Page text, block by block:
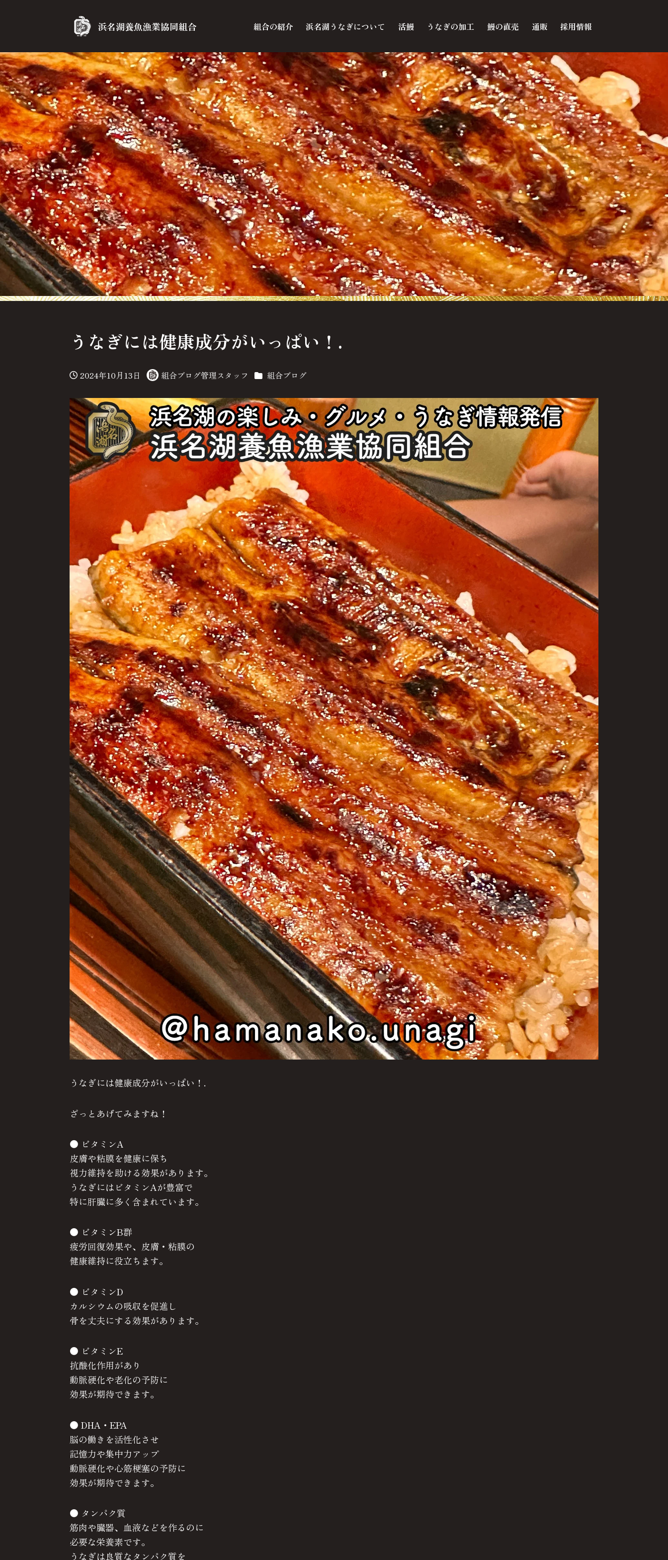
浜名湖養魚漁業協同組合 組合の紹介 浜名湖うなぎについて 活鰻 うなぎの加工 鰻の直売 通販 採用情報
うなぎには健康成分がいっぱい！.
投稿日
2024年10月13日
著
組合ブログ管理スタッフ カテゴリー
組合ブログ
うなぎには健康成分がいっぱい！.
ざっとあげてみますね！
● ビタミンA
皮膚や粘膜を健康に保ち
視力維持を助ける効果があります。
うなぎにはビタミンAが豊富で
特に肝臓に多く含まれています。
● ビタミンB群
疲労回復効果や、皮膚・粘膜の
健康維持に役立ちます。
● ビタミンD
カルシウムの吸収を促進し
骨を丈夫にする効果があります。
● ビタミンE
抗酸化作用があり
動脈硬化や老化の予防に
効果が期待できます。
● DHA・EPA
脳の働きを活性化させ
記憶力や集中力アップ
動脈硬化や心筋梗塞の予防に
効果が期待できます。
● タンパク質
筋肉や臓器、血液などを作るのに
必要な栄養素です。
うなぎは良質なタンパク質を